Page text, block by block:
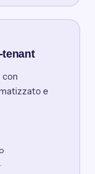
tenant
con
e